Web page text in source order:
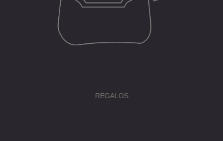
REGALOS